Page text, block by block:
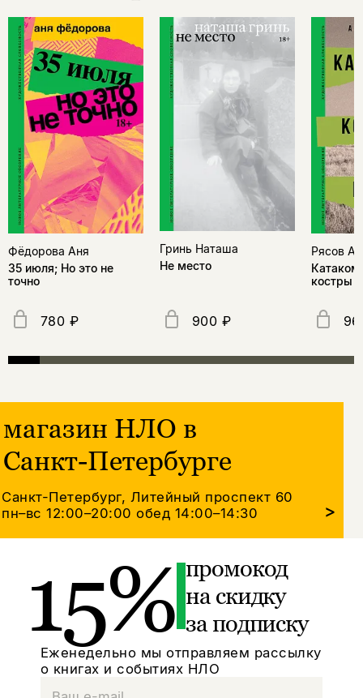
Фёдорова Аня
35 июля; Но это не
точно
780 ₽
Гринь Наташа
Не место
900 ₽
Рясов
костры
магазин НЛО в
Санкт-Петербурге
Санкт-Петербург, Литейный проспект 60
пн–вс 12:00–20:00обед 14:00–14:30 >
15% промокод
на скидку
за подписку
Еженедельно мы отправляем рассылку
о книгах и событиях НЛО